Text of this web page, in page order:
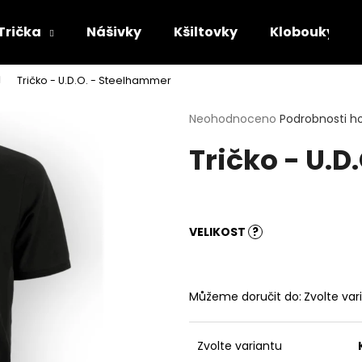
Nášivky Kšiltovky Klobouky
Tričko - U.D.O. - Steelhammer
Průměrné
produktu
hvězdiček.
Neohodnoceno Podrobnosti
Tričko -
VELIKOST ?
Můžeme doručit do: Zvolte
Zvolte variantu
Co potřebujete najít?
HLEDAT
Doporučujeme
TRIČKO - MAYHEM - DAWN OF THE TRIČKO - ACID